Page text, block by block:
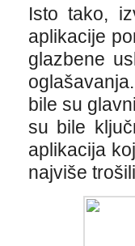
Isto tako,
aplikacije
glazbene
bile su
su bile
aplikacija
najviše